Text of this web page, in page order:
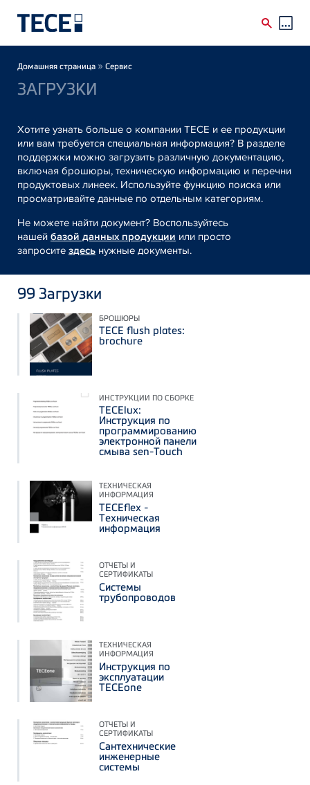
Breadcrumb
Домашняя страница » Сервис
ЗАГРУЗКИ
Хотите узнать больше о компании TECE и ее продукции
или вам требуется специальная информация? В разделе
поддержки можно загрузить различную документацию,
включая брошюры, техническую информацию и перечни
продуктовых линеек. Используйте функцию поиска или
просматривайте данные по отдельным категориям.
Не можете найти документ? Воспользуйтесь
нашейбазой данных продукции или просто
запроситездесь нужные документы.
99 Загрузки
БРОШЮРЫ
TECE flush plates:
brochure
ИНСТРУКЦИИ ПО СБОРКЕ
TECElux:
Инструкция по
программированию
электронной панели
смыва sen-Touch
ТЕХНИЧЕСКАЯ
ИНФОРМАЦИЯ
TECEflex -
Техническая
информация
ОТЧЕТЫ И
СЕРТИФИКАТЫ
Системы
трубопроводов
ТЕХНИЧЕСКАЯ
ИНФОРМАЦИЯ
Инструкция по
эксплуатации
TECEone
ОТЧЕТЫ И
СЕРТИФИКАТЫ
Сантехнические
инженерные
системы